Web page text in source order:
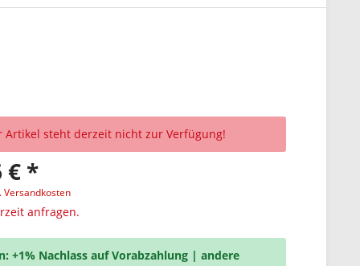
Artikel steht derzeit nicht zur Verfügung!
€ *
Versandkosten
anfragen.
+1% Nachlass auf Vorabzahlung | andere